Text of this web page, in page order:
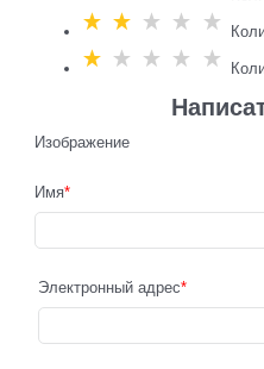
Изображение
Имя
Электронный адрес